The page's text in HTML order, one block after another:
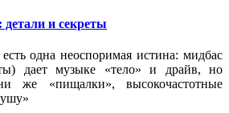
и секреты
одна неоспоримая истина: мидбас
дает музыке «тело» и драйв, но
же «пищалки», высокочастотные